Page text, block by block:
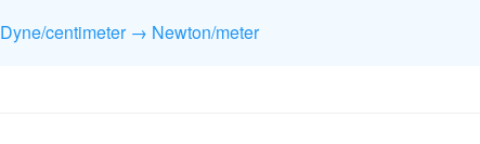
Dyne/centimeter → Newton/meter